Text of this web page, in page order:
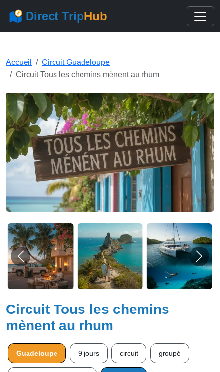
Direct TripHub
Accueil
Circuit Guadeloupe
Circuit Tous les chemins mènent au rhum
Circuit Tous les chemins
mènent au rhum
Guadeloupe 9 jours circuit groupé